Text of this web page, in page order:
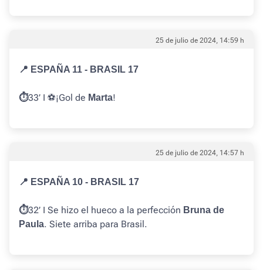
25 de julio de 2024, 14:59 h
📍 ESPAÑA 11 - BRASIL 17
⏱️33’ I ⚽️¡Gol de Marta!
25 de julio de 2024, 14:57 h
📍 ESPAÑA 10 - BRASIL 17
⏱️32’ I Se hizo el hueco a la perfección Bruna de
Paula. Siete arriba para Brasil.